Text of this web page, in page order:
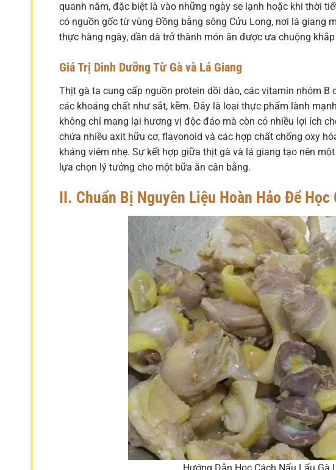
quanh năm, đặc biệt là vào những ngày se lạnh hoặc khi thời
có nguồn gốc từ vùng Đồng bằng sông Cửu Long, nơi lá giang
thực hàng ngày, dần dà trở thành món ăn được ưa chuộng
Giá Trị Dinh Dưỡng Từ Gà và Lá Giang
Thịt gà ta cung cấp nguồn protein dồi dào, các vitamin nhóm
các khoáng chất như sắt, kẽm. Đây là loại thực phẩm lành
không chỉ mang lại hương vị độc đáo mà còn có nhiều lợi ích
chứa nhiều axit hữu cơ, flavonoid và các hợp chất chống oxy
kháng viêm nhẹ. Sự kết hợp giữa thịt gà và lá giang tạo nên
lựa chọn lý tưởng cho một bữa ăn cân bằng.
II. Chuẩn Bị Nguyên Liệu Hoàn Hảo Để Học
Hướng Dẫn Học Cách Nấu Lẩu Gà